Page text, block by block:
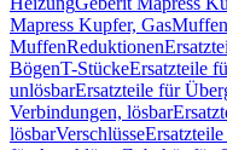
Mapress Kupfer, GasMuffen
MuffenReduktionen
BögenT-StückeErsatzteile
unlösbarErsatzteile für
Verbindungen, lösbar
lösbarVerschlüsse